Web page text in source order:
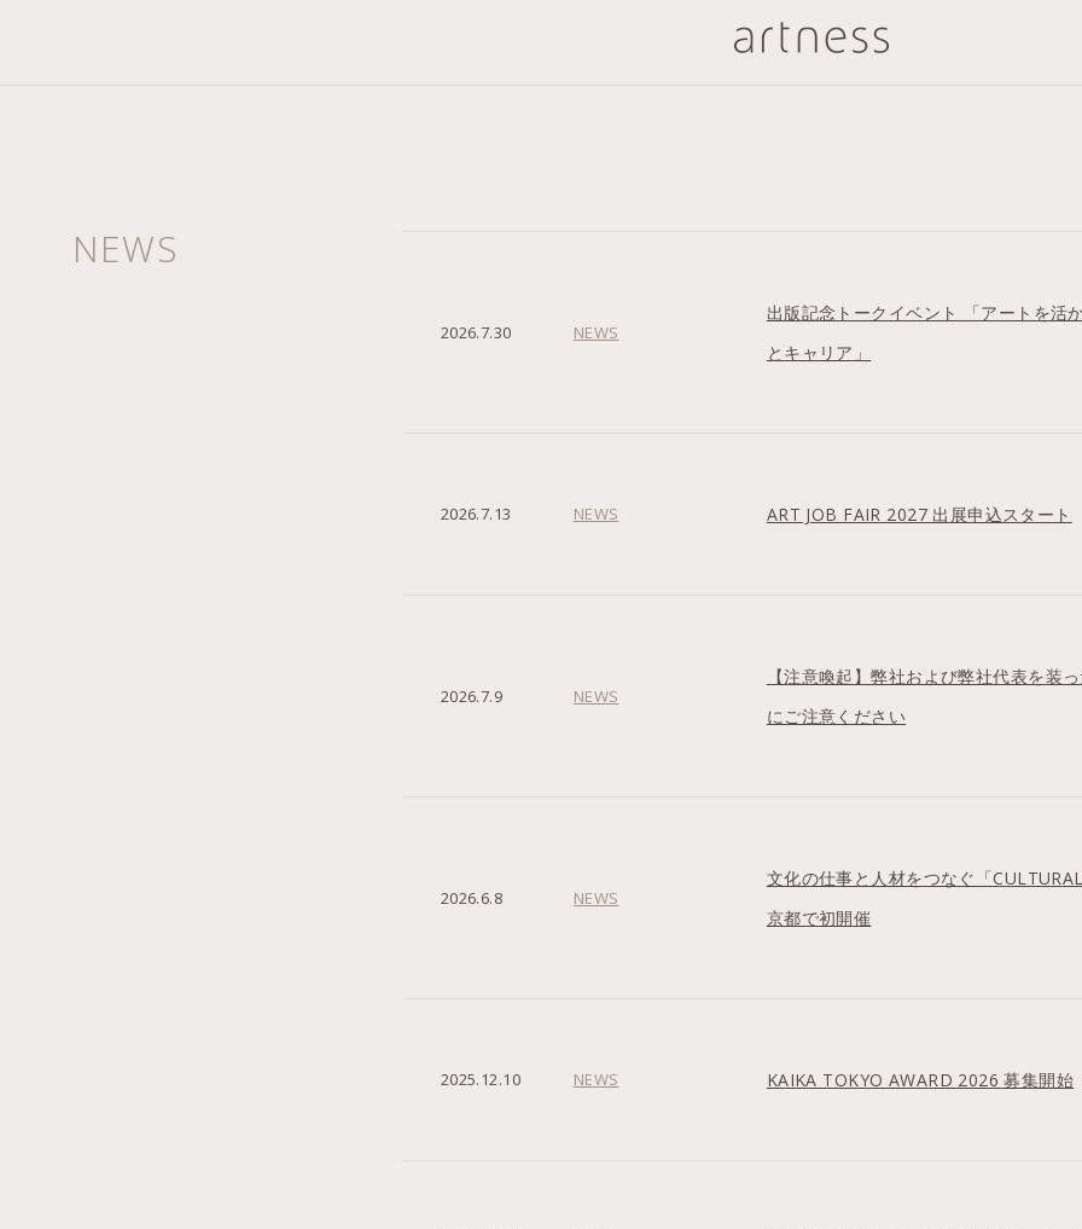
NEWS
2026.7.30 NEWS
出版記念トークイベント 「アートを活
とキャリア」
2026.7.13 NEWS ART JOB FAIR 2027 出展申込スタート
2026.7.9 NEWS
【注意喚起】弊社および弊社代表を装
にご注意ください
2026.6.8 NEWS
文化の仕事と人材をつなぐ「
京都で初開催
2025.12.10 NEWS KAIKA TOKYO AWARD 2026 募集開始